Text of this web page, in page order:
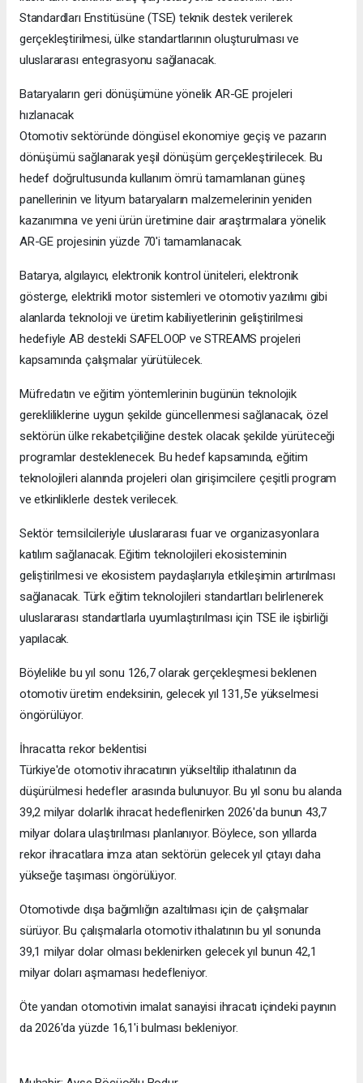
Standardları Enstitüsüne (TSE) teknik destek verilerek
gerçekleştirilmesi, ülke standartlarının oluşturulması ve
uluslararası entegrasyonu sağlanacak.
Bataryaların geri dönüşümüne yönelik AR-GE projeleri
hızlanacak
Otomotiv sektöründe döngüsel ekonomiye geçiş ve pazarın
dönüşümü sağlanarak yeşil dönüşüm gerçekleştirilecek. Bu
hedef doğrultusunda kullanım ömrü tamamlanan güneş
panellerinin ve lityum bataryaların malzemelerinin yeniden
kazanımına ve yeni ürün üretimine dair araştırmalara yönelik
AR-GE projesinin yüzde 70'i tamamlanacak.
Batarya, algılayıcı, elektronik kontrol üniteleri, elektronik
gösterge, elektrikli motor sistemleri ve otomotiv yazılımı gibi
alanlarda teknoloji ve üretim kabiliyetlerinin geliştirilmesi
hedefiyle AB destekli SAFELOOP ve STREAMS projeleri
kapsamında çalışmalar yürütülecek.
Müfredatın ve eğitim yöntemlerinin bugünün teknolojik
gerekliliklerine uygun şekilde güncellenmesi sağlanacak, özel
sektörün ülke rekabetçiliğine destek olacak şekilde yürüteceği
programlar desteklenecek. Bu hedef kapsamında, eğitim
teknolojileri alanında projeleri olan girişimcilere çeşitli program
ve etkinliklerle destek verilecek.
Sektör temsilcileriyle uluslararası fuar ve organizasyonlara
katılım sağlanacak. Eğitim teknolojileri ekosisteminin
geliştirilmesi ve ekosistem paydaşlarıyla etkileşimin artırılması
sağlanacak. Türk eğitim teknolojileri standartları belirlenerek
uluslararası standartlarla uyumlaştırılması için TSE ile işbirliği
yapılacak.
Böylelikle bu yıl sonu 126,7 olarak gerçekleşmesi beklenen
otomotiv üretim endeksinin, gelecek yıl 131,5'e yükselmesi
öngörülüyor.
İhracatta rekor beklentisi
Türkiye'de otomotiv ihracatının yükseltilip ithalatının da
düşürülmesi hedefler arasında bulunuyor. Bu yıl sonu bu alanda
39,2 milyar dolarlık ihracat hedeflenirken 2026'da bunun 43,7
milyar dolara ulaştırılması planlanıyor. Böylece, son yıllarda
rekor ihracatlara imza atan sektörün gelecek yıl çıtayı daha
yükseğe taşıması öngörülüyor.
Otomotivde dışa bağımlığın azaltılması için de çalışmalar
sürüyor. Bu çalışmalarla otomotiv ithalatının bu yıl sonunda
39,1 milyar dolar olması beklenirken gelecek yıl bunun 42,1
milyar doları aşmaması hedefleniyor.
Öte yandan otomotivin imalat sanayisi ihracatı içindeki payının
da 2026'da yüzde 16,1'i bulması bekleniyor.